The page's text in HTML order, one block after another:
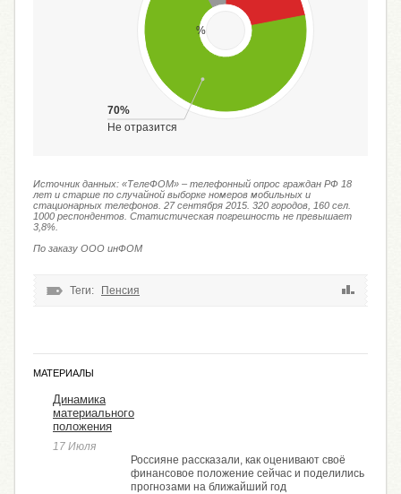
%
70%
Не отразится
Источник данных: «ТелеФОМ» – телефонный опрос граждан РФ 18
лет и старше по случайной выборке номеров мобильных и
стационарных телефонов. 27 сентября 2015. 320 городов, 160 сел.
1000 респондентов. Статистическая погрешность не превышает
3,8%.
По заказу ООО инФОМ
Теги: Пенсия
МАТЕРИАЛЫ
Динамика
материального
положения
17 Июля
Россияне рассказали, как оценивают своё
финансовое положение сейчас и поделились
прогнозами на ближайший год